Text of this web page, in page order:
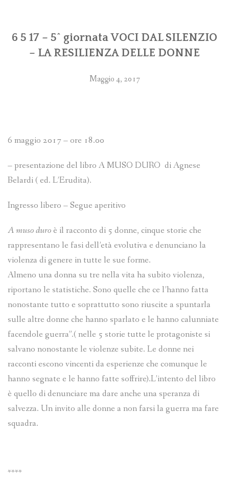
6 5 17 – 5^ giornata VOCI DAL SILENZIO
– LA RESILIENZA DELLE DONNE
Maggio 4, 2017
6 maggio 2017 – ore 18.00
– presentazione del libro A MUSO DURO di Agnese
Belardi ( ed. L’Erudita).
Ingresso libero – Segue aperitivo
A muso duroè il racconto di 5 donne, cinque storie che
rappresentano le fasi dell’età evolutiva e denunciano la
violenza di genere in tutte le sue forme.
Almeno una donna su tre nella vita ha subito violenza,
riportano le statistiche. Sono quelle che ce l’hanno fatta
nonostante tutto e soprattutto sono riuscite a spuntarla
sulle altre donne che hanno sparlato e le hanno calunniate
facendole guerra”.( nelle 5 storie tutte le protagoniste si
salvano nonostante le violenze subite. Le donne nei
racconti escono vincenti da esperienze che comunque le
hanno segnate e le hanno fatte soffrire).L’intento del libro
è quello di denunciare ma dare anche una speranza di
salvezza. Un invito alle donne a non farsi la guerra ma fare
squadra.
****